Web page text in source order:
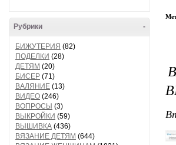
-
Рубрики
БИЖУТЕРИЯ (82)
ПОДЕЛКИ (28)
ДЕТЯМ (20)
БИСЕР (71)
ВАЛЯНИЕ (13)
ВИДЕО (246)
ВОПРОСЫ (3)
ВЫКРОЙКИ (59)
ВЫШИВКА (436)
ВЯЗАНИЕ ДЕТЯМ (644)